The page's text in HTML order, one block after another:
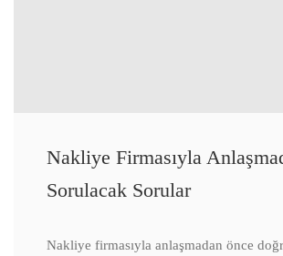
Nakliye Firmasıyla
Sorulacak Sorular
Nakliye firmasıyla anlaşmadan önce